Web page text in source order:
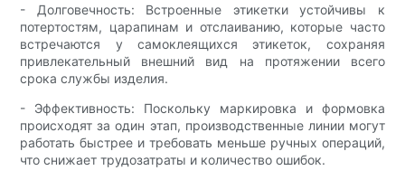
- Долговечность: Встроенные этикетки устойчивы к
потертостям, царапинам и отслаиванию, которые часто
встречаются у самоклеящихся этикеток, сохраняя
привлекательный внешний вид на протяжении всего
срока службы изделия.
- Эффективность: Поскольку маркировка и формовка
происходят за один этап, производственные линии могут
работать быстрее и требовать меньше ручных операций,
что снижает трудозатраты и количество ошибок.